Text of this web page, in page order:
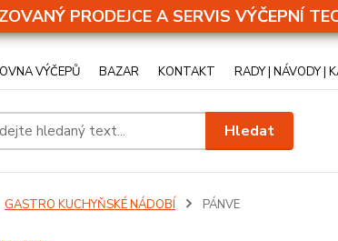
PRODEJCE A SERVIS VÝČEPNÍ
VÝČEPŮ BAZAR KONTAKT RADY | NÁVODY |
Hledat
GASTRO KUCHYŇSKÉ NÁDOBÍ PÁNVE